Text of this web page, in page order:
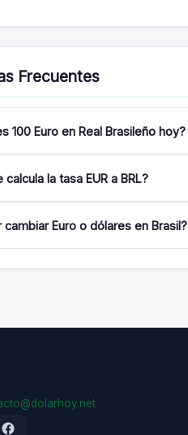
Frecuentes
100 Euro en Real Brasileño hoy?
calcula la tasa EUR a BRL?
cambiar Euro o dólares en Brasil?